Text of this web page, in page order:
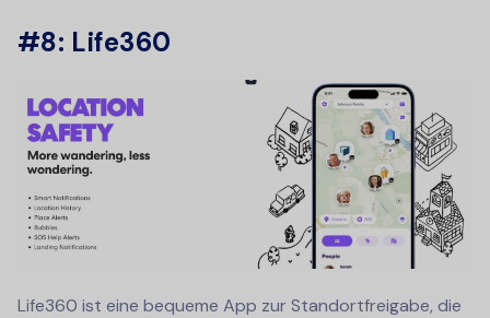
#8: Life360
Life360 ist eine bequeme App zur Standortfreigabe, die